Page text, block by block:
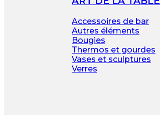
Accessoires de bar
Autres éléments
Bougies
Thermos et gourdes
Vases et sculptures
Verres